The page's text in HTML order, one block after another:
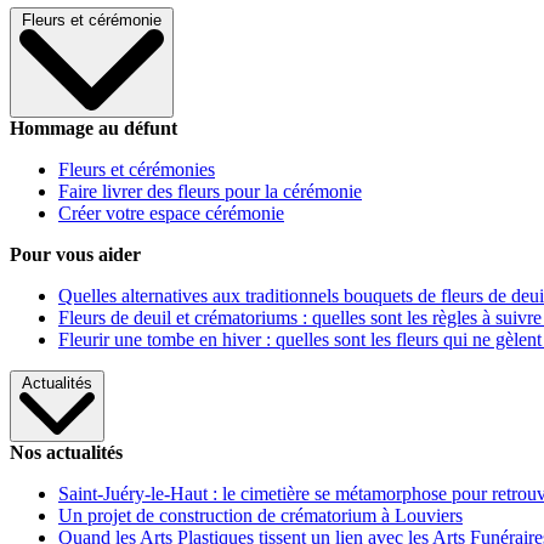
Fleurs et cérémonie
Hommage au défunt
Fleurs et cérémonies
Faire livrer des fleurs pour la cérémonie
Créer votre espace cérémonie
Pour vous aider
Quelles alternatives aux traditionnels bouquets de fleurs de
Fleurs de deuil et crématoriums : quelles sont les règles à
Fleurir une tombe en hiver : quelles sont les fleurs qui ne gèlent
Actualités
Nos actualités
Saint-Juéry-le-Haut : le cimetière se métamorphose pour
Un projet de construction de crématorium à Louviers
Quand les Arts Plastiques tissent un lien avec les Arts